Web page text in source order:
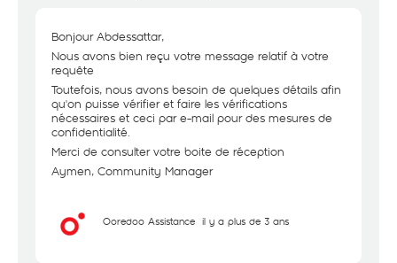
Bonjour Abdessattar,
Nous avons bien reçu votre message relatif à votre
requête
Toutefois, nous avons besoin de quelques détails afin
qu'on puisse vérifier et faire les vérifications
nécessaires et ceci par e-mail pour des mesures de
confidentialité.
Merci de consulter votre boite de réception
Aymen, Community Manager
Ooredoo Assistance il y a plus de 3 ans